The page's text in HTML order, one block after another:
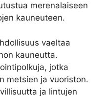
merenalaiseen
kauneuteen.
vaeltaa
kauneutta.
jotka
metsien ja vuoriston.
ja lintujen